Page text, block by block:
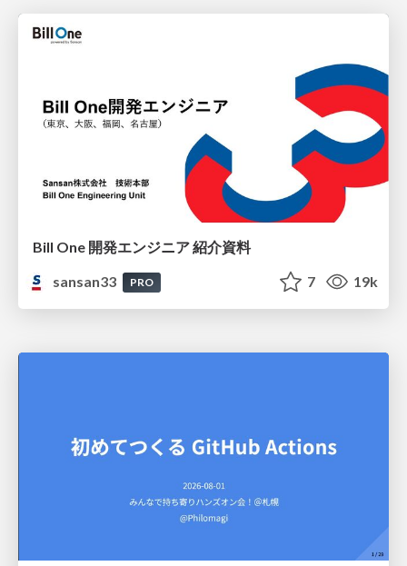
Bill One 開発エンジニア 紹介資料
sansan33
PRO 7 19k